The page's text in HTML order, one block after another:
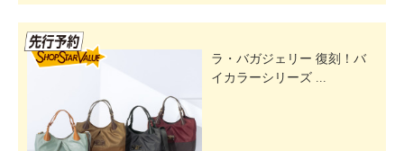
ラ・バガジェリー 復刻！バ
イカラーシリーズ ...